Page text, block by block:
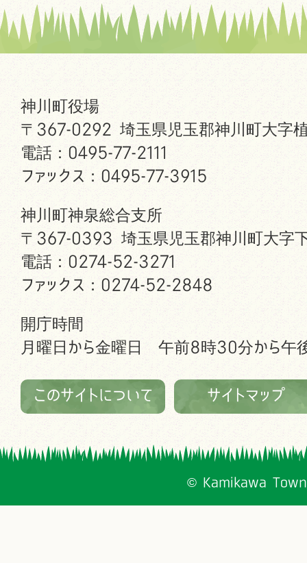
神川町役場
〒367-0292 埼玉県児玉郡神川町大字
電話：0495-77-2111
ファックス：0495-77-3915
神川町神泉総合支所
〒367-0393 埼玉県児玉郡神川町大字
電話：0274-52-3271
ファックス：0274-52-2848
開庁時間
月曜日から金曜日 午前8時30分から午
このサイトについて サイトマップ
© Kamikawa Town